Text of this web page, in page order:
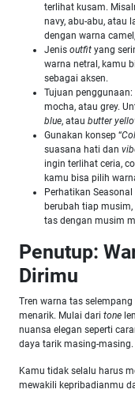
terlihat kusam.
navy, abu-abu, atau
dengan warna
Jenis outfit yang
warna netral, kamu
sebagai aksen.
Tujuan
mocha, atau grey.
blue, atau butter
Gunakan konsep “
suasana hati dan
ingin terlihat ceria,
kamu bisa pilih
Perhatikan
berubah tiap
tas dengan musim
Penutup:
Dirimu
Tren warna tas
menarik. Mulai dari tone
nuansa elegan seperti
daya tarik masing-masing.
Kamu tidak selalu harus
mewakili kepribadianmu